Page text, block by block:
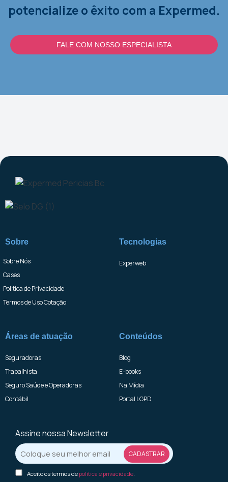
potencialize o êxito com a Expermed.
FALE COM NOSSO ESPECIALISTA
Sobre
Sobre Nós
Cases
Politica de Privacidade
Termos de Uso Cotação
Tecnologias
Experweb
Áreas de atuação
Seguradoras
Trabalhista
Seguro Saúde e Operadoras
Contábil
Conteúdos
Blog
E-books
Na Mídia
Portal LGPD
Assine nossa Newsletter
Aceito os termos de politica e privacidade.